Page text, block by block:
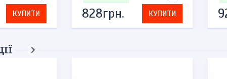
КУПИТИ 828грн. КУПИТИ